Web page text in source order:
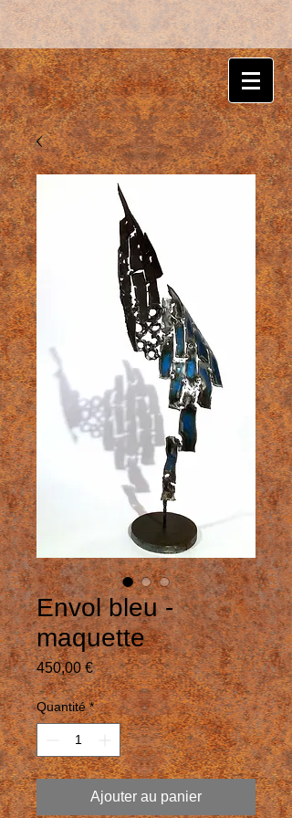
Envol bleu -
maquette
450,00 €Prix
Quantité *
Ajouter au panier